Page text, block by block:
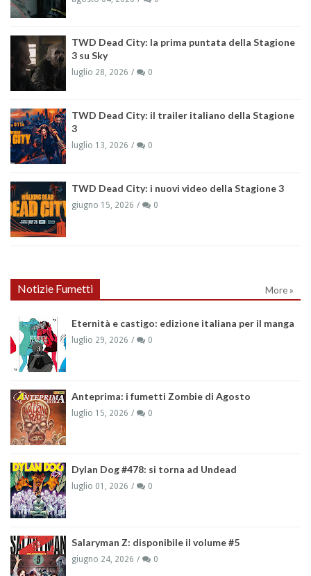
TWD Dead City: la prima puntata della Stagione
3 su Sky
luglio 28, 2026 0
TWD Dead City: il trailer italiano della Stagione
3
luglio 13, 2026 0
TWD Dead City: i nuovi video della Stagione 3
giugno 15, 2026 0
Notizie Fumetti More »
Eternità e castigo: edizione italiana per il manga
luglio 29, 2026 0
Anteprima: i fumetti Zombie di Agosto
luglio 15, 2026 0
Dylan Dog #478: si torna ad Undead
luglio 01, 2026 0
Salaryman Z: disponibile il volume #5
giugno 24, 2026 0